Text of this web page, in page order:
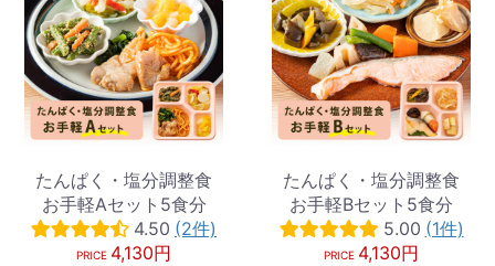
たんぱく・塩分調整食
お手軽Aセット5食分
4.50 (2件)
PRICE 4,130円
たんぱく・塩分調整食
お手軽Bセット5食分
5.00 (1件)
PRICE 4,130円